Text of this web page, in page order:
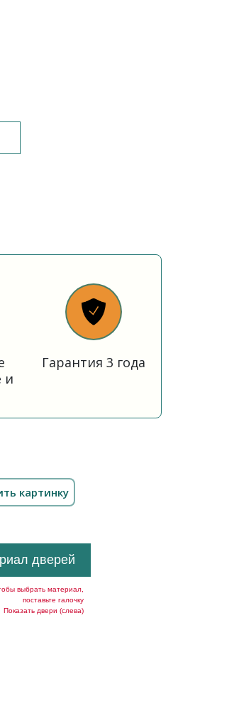
и
Гарантия 3 года
дверей
выбрать материал,
поставьте галочку
Показать двери (слева)